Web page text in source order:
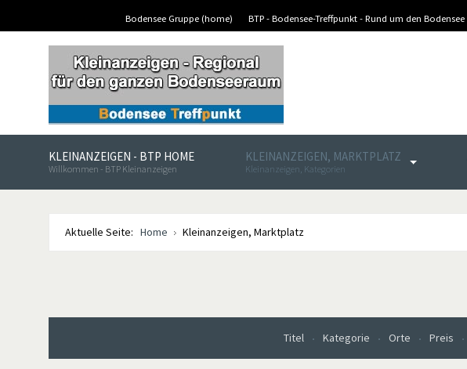
Bodensee Gruppe (home) BTP - Bodensee-Treffpunkt - Rund um den Bodensee
KLEINANZEIGEN - BTP HOME
Willkommen - BTP Kleinanzeigen
KLEINANZEIGEN, MARKTPLATZ
Kleinanzeigen, Kategorien
Aktuelle Seite: Home Kleinanzeigen, Marktplatz
Titel Kategorie Orte Preis